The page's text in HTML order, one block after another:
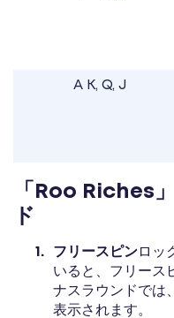
A K, Q, J
「Roo Riches
ド
フリースピン ロッ
いると、フリース
ナスラウンドでは
表示されます。